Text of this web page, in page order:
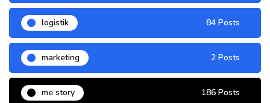
logistik 84 Posts
marketing 2 Posts
me story 186 Posts